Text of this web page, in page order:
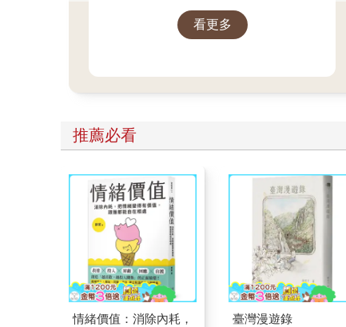
城鎮獨居的女高中生．比名子的
手，對她這麼說。
看更多
推薦必看
情緒價值：消除內耗，
臺灣漫遊錄